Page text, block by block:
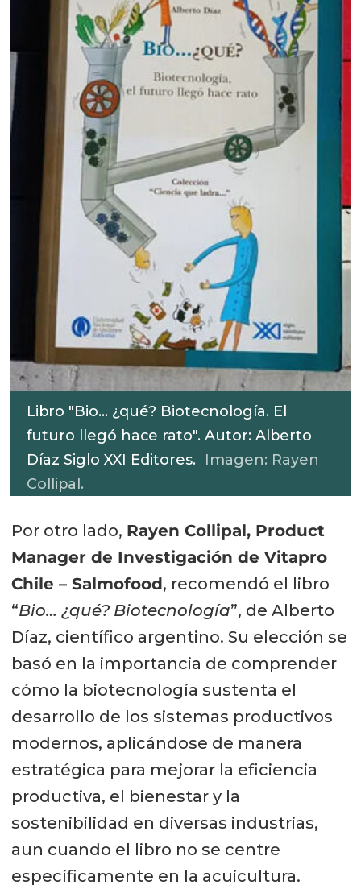
Libro "Bio… ¿qué? Biotecnología. El
futuro llegó hace rato". Autor: Alberto
Díaz Siglo XXI Editores. Imagen: Rayen
Collipal.
Por otro lado, Rayen Collipal, Product
Manager de Investigación de Vitapro
Chile – Salmofood, recomendó el libro
“Bio… ¿qué? Biotecnología”, de Alberto
Díaz, científico argentino. Su elección se
basó en la importancia de comprender
cómo la biotecnología sustenta el
desarrollo de los sistemas productivos
modernos, aplicándose de manera
estratégica para mejorar la eficiencia
productiva, el bienestar y la
sostenibilidad en diversas industrias,
aun cuando el libro no se centre
específicamente en la acuicultura.